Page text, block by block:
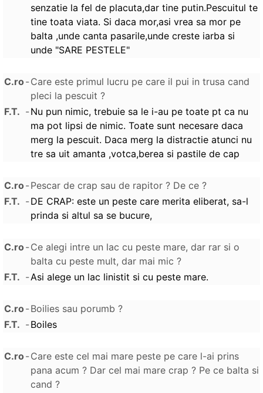
senzatie la fel de placuta,dar tine putin.Pescuitul te
tine toata viata. Si daca mor,asi vrea sa mor pe
balta ,unde canta pasarile,unde creste iarba si
unde "SARE PESTELE"
C.ro-Care este primul lucru pe care il pui in trusa cand
pleci la pescuit ?
F.T. -Nu pun nimic, trebuie sa le i-au pe toate pt ca nu
ma pot lipsi de nimic. Toate sunt necesare daca
merg la pescuit. Daca merg la distractie atunci nu
tre sa uit amanta ,votca,berea si pastile de cap
C.ro-Pescar de crap sau de rapitor ? De ce ?
F.T. -DE CRAP: este un peste care merita eliberat, sa-l
prinda si altul sa se bucure,
C.ro-Ce alegi intre un lac cu peste mare, dar rar si o
balta cu peste mult, dar mai mic ?
F.T. -Asi alege un lac linistit si cu peste mare.
C.ro-Boilies sau porumb ?
F.T. -Boiles
C.ro-Care este cel mai mare peste pe care l-ai prins
pana acum ? Dar cel mai mare crap ? Pe ce balta si
cand ?